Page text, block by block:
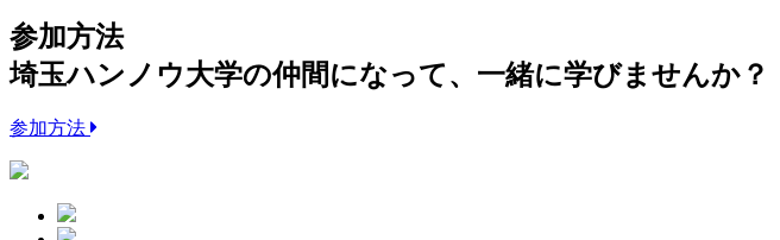
参加方法
埼玉ハンノウ大学の仲間になって、一緒に学びませんか？
参加方法